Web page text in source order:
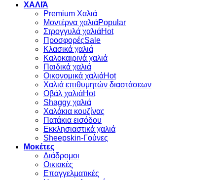
ΧΑΛΙΆ
Premium Χαλιά
Μοντέρνα χαλιά
Στρογγυλά χαλιά
Προσφορές
Κλασικά χαλιά
Καλοκαιρινά χαλιά
Παιδικά χαλιά
Οικονομικά χαλιά
Χαλιά επιθυμητών διαστάσεων
Οβάλ χαλιά
Shaggy χαλιά
Χαλάκια κουζίνας
Πατάκια εισόδου
Εκκλησιαστικά χαλιά
Sheepskin-Γούνες
Μοκέτες
Διάδρομοι
Οικιακές
Επαγγελματικές